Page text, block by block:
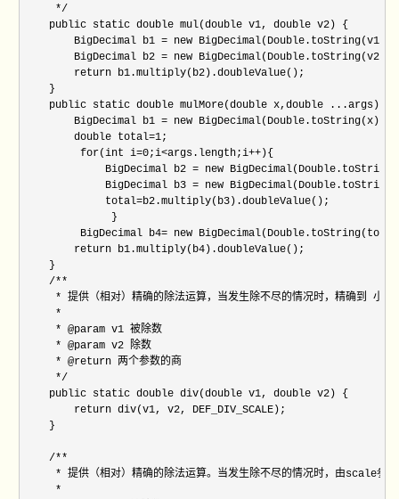
     */
    public static double mul(double v1, double v2) {
        BigDecimal b1 = new BigDecimal(Double.toString(v1));
        BigDecimal b2 = new BigDecimal(Double.toString(v2));
        return b1.multiply(b2).doubleValue();
    }
    public static double mulMore(double x,double ...args) {
        BigDecimal b1 = new BigDecimal(Double.toString(x));
        double total=1;
         for(int i=0;i<args.length;i++){
BigDecimal b2 = new
BigDecimal b3 = new
             total=b2.multiply(b3).doubleValue();
              }
BigDecimal b4= new
        return b1.multiply(b4).doubleValue();
    }
    /**
* 提供（相对）精确的除法运算，当发生除不尽的情况时，精确到 小
     *
     * @param v1 被除数
     * @param v2 除数
     * @return 两个参数的商
     */
    public static double div(double v1, double v2) {
        return div(v1, v2, DEF_DIV_SCALE);
    }
    /**
* 提供（相对）精确的除法运算。当发生除不尽的情况时，由scale参
     *